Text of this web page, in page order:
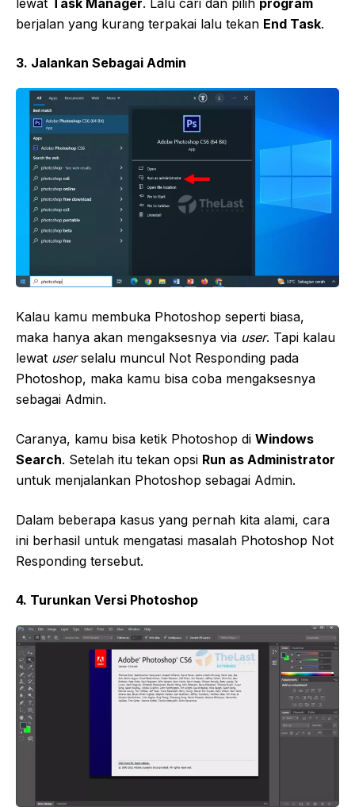
lewat Task Manager. Lalu cari dan pilih program
berjalan yang kurang terpakai lalu tekan End Task.
3. Jalankan Sebagai Admin
Kalau kamu membuka Photoshop seperti biasa,
maka hanya akan mengaksesnya via user. Tapi kalau
lewat userselalu muncul Not Responding pada
Photoshop, maka kamu bisa coba mengaksesnya
sebagai Admin.
Caranya, kamu bisa ketik Photoshop di Windows
Search. Setelah itu tekan opsi Run as Administrator
untuk menjalankan Photoshop sebagai Admin.
Dalam beberapa kasus yang pernah kita alami, cara
ini berhasil untuk mengatasi masalah Photoshop Not
Responding tersebut.
4. Turunkan Versi Photoshop